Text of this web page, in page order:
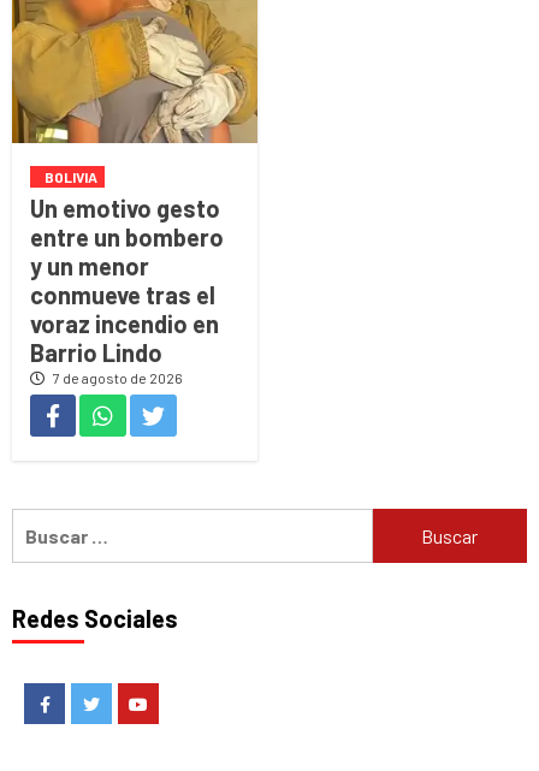
BOLIVIA
Un emotivo gesto
entre un bombero
y un menor
conmueve tras el
voraz incendio en
Barrio Lindo
7 de agosto de 2026
Redes Sociales
FacebookTwitter